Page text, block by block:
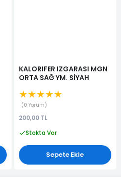
KALORIFER IZGARASI MGN
ORTA SAĞ YM. SİYAH
★★★★★
0 Yorum
200,00 TL
Stokta Var
Sepete Ekle